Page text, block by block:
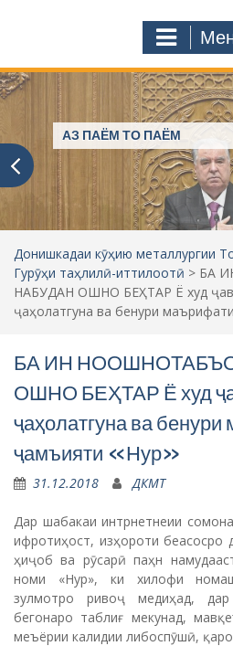
Пешвое, ки ғами
мехӯранд
Донишкадаи кӯҳию металлургии
Гурӯҳи таҳлилӣ-иттилоотӣ > БА
НАБУДАН ОШНО БЕҲТАР Ё худ
ҷаҳолатгуна ва бенури
БА ИН
ОШНО БЕҲТАР Ё худ
ҷаҳолатгуна ва
ҷамъияти «Нур»
31.12.2018 ДКМТ
Дар шабакаи интрнетнеии
ифротиҳост, изҳороти беасосро
ҳиҷоб ва рӯсарӣ паҳн
номи «Нур», ки хилофи
зулмотро ривоҷ медиҳад,
бегонаро таблиғ мекунад,
меъёрии калидии либоспӯшӣ,